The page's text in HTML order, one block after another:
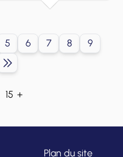
5 6 7 8
9
15 +
Plan du site